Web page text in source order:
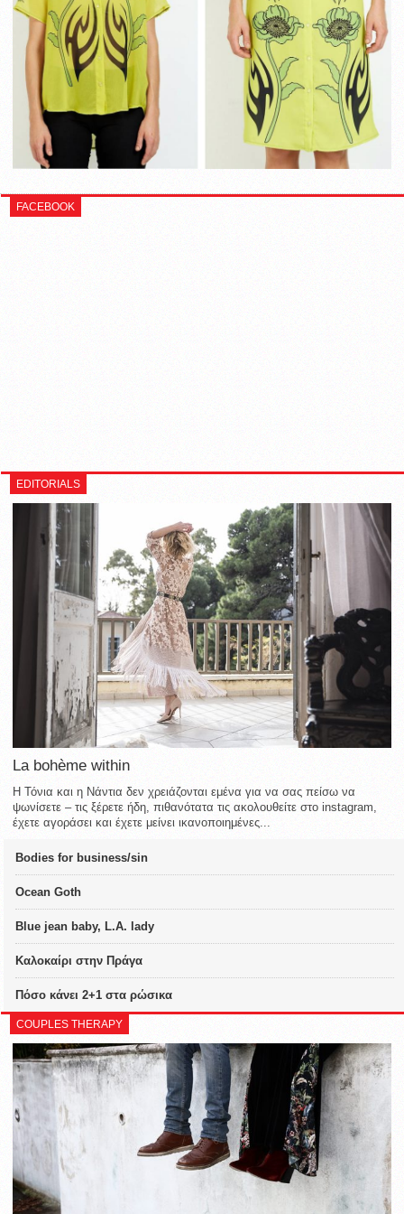
FACEBOOK
EDITORIALS
La bohème within
Η Τόνια και η Νάντια δεν χρειάζονται εμένα για να σας πείσω να
ψωνίσετε – τις ξέρετε ήδη, πιθανότατα τις ακολουθείτε στο instagram,
έχετε αγοράσει και έχετε μείνει ικανοποιημένες...
Bodies for business/sin
Ocean Goth
Blue jean baby, L.A. lady
Καλοκαίρι στην Πράγα
Πόσο κάνει 2+1 στα ρώσικα
COUPLES THERAPY